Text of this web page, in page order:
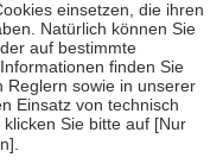
die von der